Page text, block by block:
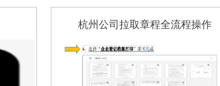
杭州公司拉取章程全流程操作